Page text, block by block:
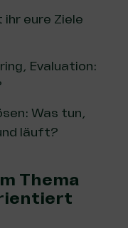
eure Ziele
Evaluation:
Was tun,
läuft?
Thema